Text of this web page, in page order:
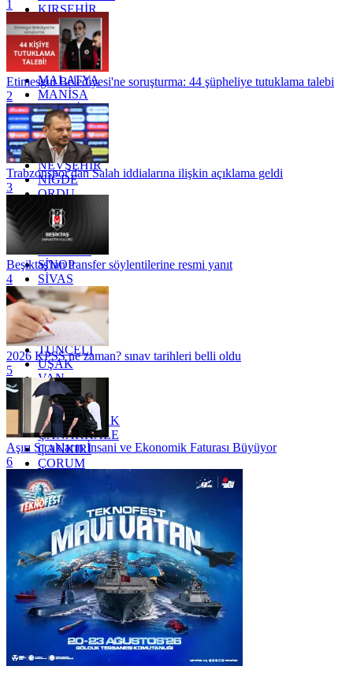
KIRŞEHİR
KOCAELİ
KONYA
KÜTAHYA
KİLİS
MALATYA
MANİSA
MARDİN
MERSİN
MUĞLA
MUŞ
NEVŞEHİR
NİĞDE
ORDU
OSMANİYE
RİZE
SAKARYA
SİNOP
SİVAS
SİİRT
TEKİRDAĞ
TOKAT
TRABZON
TUNCELİ
UŞAK
VAN
YALOVA
YOZGAT
ZONGULDAK
ÇANAKKALE
ÇANKIRI
ÇORUM
İSTANBUL
İZMİR
ŞANLIURFA
ŞIRNAK
1
Etimesgut Belediyesi'ne soruşturma: 44 şüpheliye tutuklama talebi
2
Trabzonspor'dan Salah iddialarına ilişkin açıklama geldi
3
Beşiktaş'tan transfer söylentilerine resmi yanıt
4
2026 KPSS ne zaman? sınav tarihleri belli oldu
5
Aşırı Sıcakların İnsani ve Ekonomik Faturası Büyüyor
6